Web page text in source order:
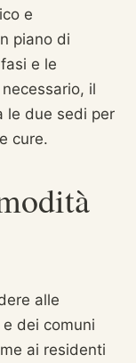
e
piano di
e le
il
le due sedi per
cure.
alle
dei comuni
ai residenti